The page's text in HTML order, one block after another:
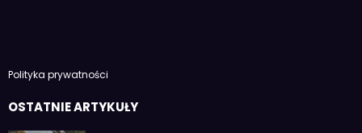
Polityka prywatności
OSTATNIE ARTYKUŁY